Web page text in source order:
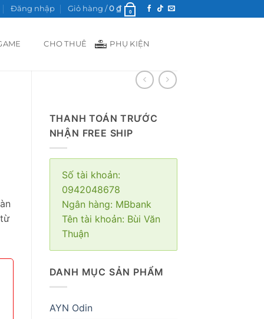
Đăng nhập Giỏ hàng /0₫ 0
CHO THUÊ PHỤ KIỆN
THANH TOÁN TRƯỚC
NHẬN FREE SHIP
Số tài khoản:
0942048678
Ngân hàng: MBbank
Tên tài khoản: Bùi Văn
Thuận
DANH MỤC SẢN PHẨM
AYN Odin